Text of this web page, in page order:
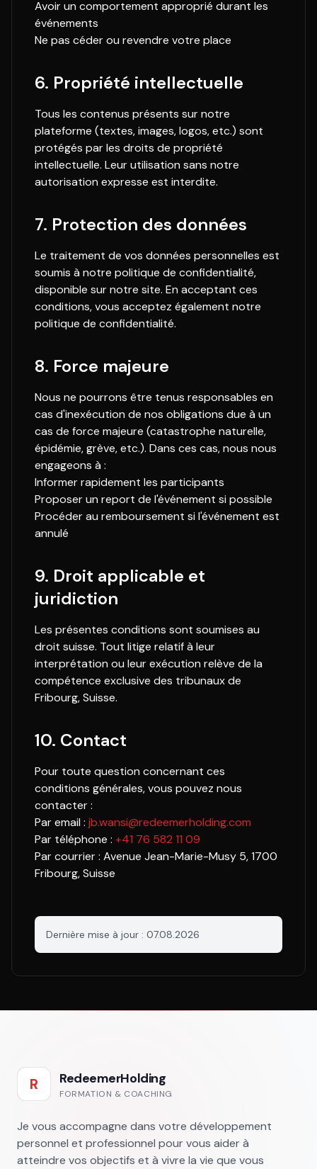
Avoir un comportement approprié durant les
événements
Ne pas céder ou revendre votre place
6. Propriété intellectuelle
Tous les contenus présents sur notre
plateforme (textes, images, logos, etc.) sont
protégés par les droits de propriété
intellectuelle. Leur utilisation sans notre
autorisation expresse est interdite.
7. Protection des données
Le traitement de vos données personnelles est
soumis à notre politique de confidentialité,
disponible sur notre site. En acceptant ces
conditions, vous acceptez également notre
politique de confidentialité.
8. Force majeure
Nous ne pourrons être tenus responsables en
cas d'inexécution de nos obligations due à un
cas de force majeure (catastrophe naturelle,
épidémie, grève, etc.). Dans ces cas, nous nous
engageons à :
Informer rapidement les participants
Proposer un report de l'événement si possible
Procéder au remboursement si l'événement est
annulé
9. Droit applicable et
juridiction
Les présentes conditions sont soumises au
droit suisse. Tout litige relatif à leur
interprétation ou leur exécution relève de la
compétence exclusive des tribunaux de
Fribourg, Suisse.
10. Contact
Pour toute question concernant ces
conditions générales, vous pouvez nous
contacter :
Par email : jb.wansi@redeemerholding.com
Par téléphone : +41 76 582 11 09
Par courrier : Avenue Jean-Marie-Musy 5, 1700
Fribourg, Suisse
Dernière mise à jour : 07.08.2026
R RedeemerHolding
FORMATION & COACHING
Je vous accompagne dans votre développement
personnel et professionnel pour vous aider à
atteindre vos objectifs et à vivre la vie que vous